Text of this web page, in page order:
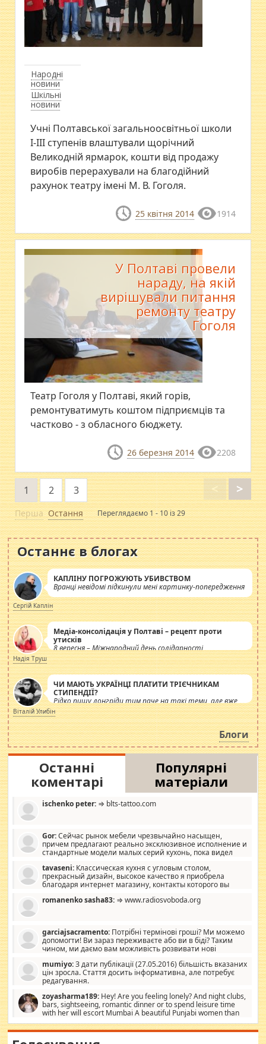
Народні
новини
Шкільні
новини
Учні Полтавської загальноосвітньої школи
І-ІІІ ступенів влаштували щорічний
Великодній ярмарок, кошти від продажу
виробів перерахували на благодійний
рахунок театру імені М. В. Гоголя.
25 квітня 2014 1914
У Полтаві провели
нараду, на якій
вирішували питання
ремонту театру
Гоголя
Театр Гоголя у Полтаві, який горів,
ремонтуватимуть коштом підприємців та
частково - з обласного бюджету.
26 березня 2014 2208
Перша
<
1 2 3 >
Остання Переглядаємо 1 - 10 із 29
Останнє в блогах
КАПЛІНУ ПОГРОЖУЮТЬ УБИВСТВОМ
Вранці невідомі підкинули мені картинку-попередження
Сергій Каплін
Медіа-консолідація у Полтаві – рецепт проти
утисків
8 вересня – Міжнародний день солідарності
журналістів.
Надія Труш
ЧИ МАЮТЬ УКРАЇНЦІ ПЛАТИТИ ТРІЄЧНИКАМ
СТИПЕНДІЇ?
Рідко пишу лонгріди тим паче на такі теми, але вже
просто дістало! Обурюють сьогоднішні інсенуації
навколо стипендіального питання. Штучно
роздувається ще одна соціальна катастрофа.
Віталій Улибін
Блоги
Останні
коментарі
Популярні
матеріали
ischenko peter: ⇒ blts-tattoo.com
Gor:Сейчас рынок мебели чрезвычайно насыщен,
причем предлагают реально эксклюзивное исполнение и
стандартные модели малых серий кухонь, пока видел
стандартные формы, в MebelOk, креативненько и что главное -
со вкусом все в порядке, без ненужных наворотов удорожающих
мебель, а это не последний фактор.
tavaseni: Классическая кухня с угловым столом,
прекрасный дизайн, высокое качество я приобрела
благодаря интернет магазину, контакты которого вы
romanenko sasha83: ⇒ www.radiosvoboda.org
garciajsacramento: Потрібні термінові гроші? Ми можемо
допомогти! Ви зараз переживаєте або ви в біді? Таким
чином, ми даємо вам можливість розвивати нові
допомагати людям, які намагаються дати їм шанс. Кожен
заслуговує на другий шанс, і, оскільки влада не зможе, вони
повинні приймати від інших. Для нас нема багато суми, і зрілість
витрат, а тільки узгоджених сум і нічого іншого. Не чекайте і не
коментуйте цей пост. Введіть суму, яку ви хочете подати, і ми
зв'яжемося з вами з усіма варіантами. зв'яжіться з нами
сьогодні на garciajsacramento@gmail.com Вам потрібні термінові
гроші? Ми можемо допомогти!
mumiyo:З дати публікації (27.05.2016) більшість вказаних
цін зросла. Стаття досить інформативна, але потребує
редагування.
zoyasharma189: Hey! Are you feeling lonely? And night clubs,
bars, sightseeing, romantic dinner or to spend leisure time
with her will escort Mumbai A beautiful Punjabi women than
sexy escort companion in arms that you guys feel like 5 star luxury
hotel had to spend the night in their search for loved solitaire free